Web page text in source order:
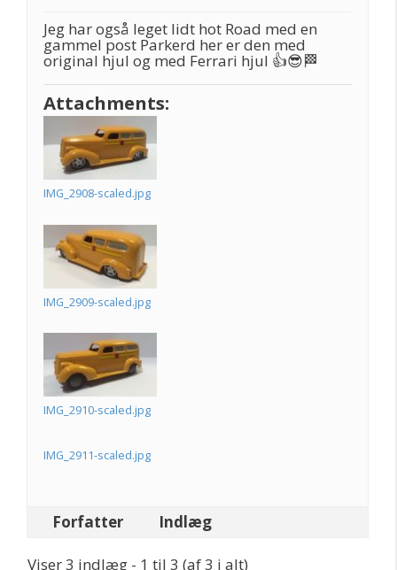
Jeg har også leget lidt hot Road med en
gammel post Parkerd her er den med
original hjul og med Ferrari hjul 👍😎🏁
Attachments:
IMG_2908-scaled.jpg
IMG_2909-scaled.jpg
IMG_2910-scaled.jpg
IMG_2911-scaled.jpg
Forfatter Indlæg
Viser 3 indlæg - 1 til 3 (af 3 i alt)